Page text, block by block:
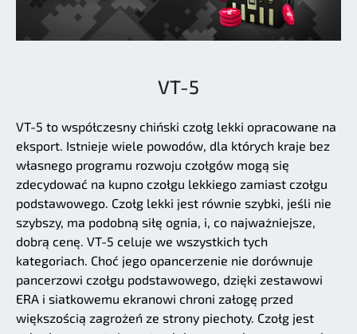
VT-5
VT-5 to współczesny chiński czołg lekki opracowane na
eksport. Istnieje wiele powodów, dla których kraje bez
własnego programu rozwoju czołgów mogą się
zdecydować na kupno czołgu lekkiego zamiast czołgu
podstawowego. Czołg lekki jest równie szybki, jeśli nie
szybszy, ma podobną siłę ognia, i, co najważniejsze,
dobrą cenę. VT-5 celuje we wszystkich tych
kategoriach. Choć jego opancerzenie nie dorównuje
pancerzowi czołgu podstawowego, dzięki zestawowi
ERA i siatkowemu ekranowi chroni załogę przed
większością zagrożeń ze strony piechoty. Czołg jest